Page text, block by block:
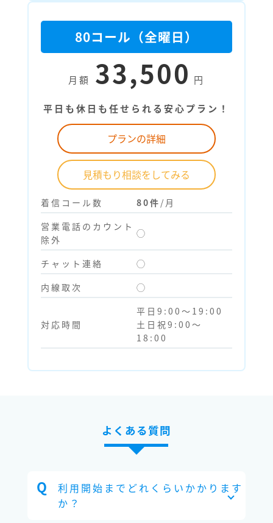
80コール（全曜日）
月額 33,500 円
平日も休日も任せられる安心プラン！
プランの詳細
見積もり相談をしてみる
着信コール数 80件 /月
営業電話のカウント
除外
◯
チャット連絡
◯
内線取次
◯
対応時間
平日9:00～19:00
土日祝9:00～
18:00
よくある質問
利用開始までどれくらいかかります
か？